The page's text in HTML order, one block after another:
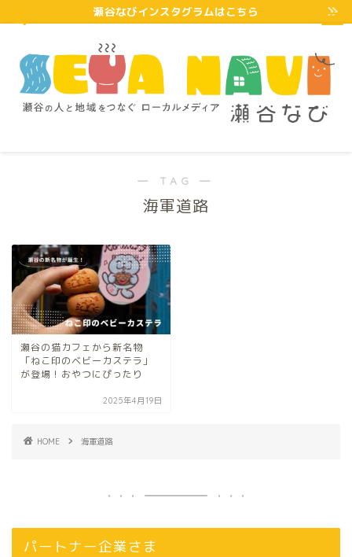
瀬谷なびインスタグラムはこちら
― TAG ―
海軍道路
瀬谷の猫カフェから新名物
「ねこ印のベビーカステラ」
が登場！おやつにぴったり
2025年4月19日
HOME 海軍道路
パートナー企業さま